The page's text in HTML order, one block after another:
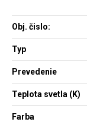
Obj. čislo:
Typ
Prevedenie
Teplota svetla (K)
Farba